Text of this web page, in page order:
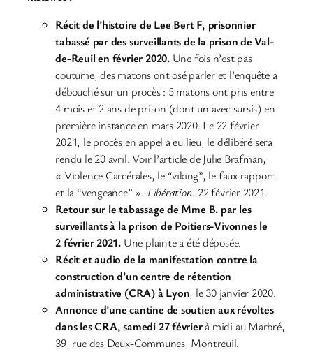
Récit de l’histoire de Lee Bert F, prisonnier
tabassé par des surveillants de la prison de Val-
de-Reuil en février 2020. Une fois n’est pas
coutume, des matons ont osé parler et l’enquête a
débouché sur un procès : 5 matons ont pris entre
4 mois et 2 ans de prison (dont un avec sursis) en
première instance en mars 2020. Le 22 février
2021, le procès en appel a eu lieu, le délibéré sera
rendu le 20 avril. Voir l’article de Julie Brafman,
« Violence Carcérales, le “viking”, le faux rapport
et la “vengeance” », Libération, 22 février 2021.
Retour sur le tabassage de Mme B. par les
surveillants à la prison de Poitiers-Vivonnes le
2 février 2021. Une plainte a été déposée.
Récit et audio de la manifestation contre la
construction d’un centre de rétention
administrative (CRA) à Lyon, le 30 janvier 2020.
Annonce d’une cantine de soutien aux révoltes
dans les CRA, samedi 27 févrierà midi au Marbré,
39, rue des Deux-Communes, Montreuil.